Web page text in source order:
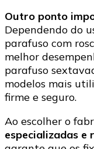
Outro ponto
Dependendo do
parafuso com
melhor
parafuso
modelos mais
firme e seguro.
Ao escolher o
especializadas e